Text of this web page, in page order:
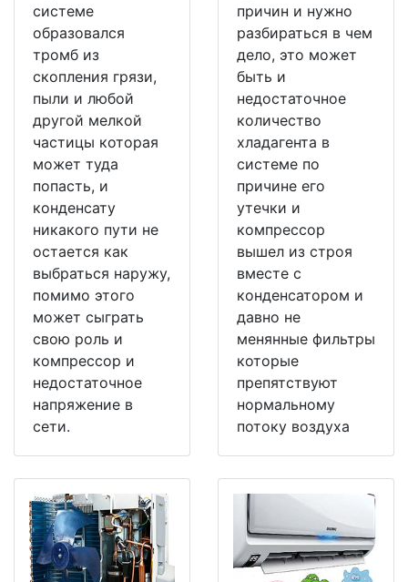
системе
образовался
тромб из
скопления грязи,
пыли и любой
другой мелкой
частицы которая
может туда
попасть, и
конденсату
никакого пути не
остается как
выбраться наружу,
помимо этого
может сыграть
свою роль и
компрессор и
недостаточное
напряжение в
сети.
причин и нужно
разбираться в чем
дело, это может
быть и
недостаточное
количество
хладагента в
системе по
причине его
утечки и
компрессор
вышел из строя
вместе с
конденсатором и
давно не
менянные фильтры
которые
препятствуют
нормальному
потоку воздуха